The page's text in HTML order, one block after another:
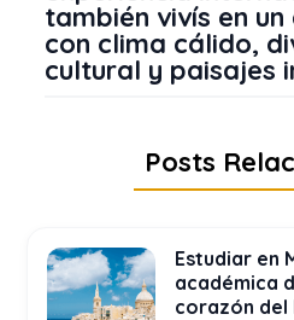
también vivís en
con clima cálido,
cultural y paisajes
Posts
Estudiar en
académica
corazón